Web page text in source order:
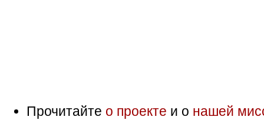
Прочитайте о проекте и о нашей